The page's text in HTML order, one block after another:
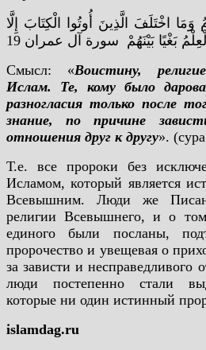
وَمَا اخْتَلَفَ الَّذِينَ أُوتُوا الْكِتَابَ إِلَّا
بَغْيًا بَيْنَهُمْ سورة آل عمران 19
Смысл: «Воистину,
Ислам. Те, кому было
разногласия только после
знание, по причине
отношения друг к другу».
Т.е. все пророки без
Исламом, который является
Всевышним. Люди же
религии Всевышнего, и о
единого были посланы,
пророчество и увещевая о
за зависти и несправедливого
люди постепенно стали
которые ни один истинный
islamdag.ru